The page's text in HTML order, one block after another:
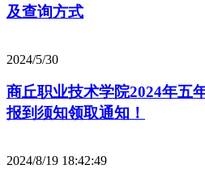
及查询方式
2024/5/30
商丘职业技术学院2024年五
报到须知领取通知！
2024/8/19 18:42:49